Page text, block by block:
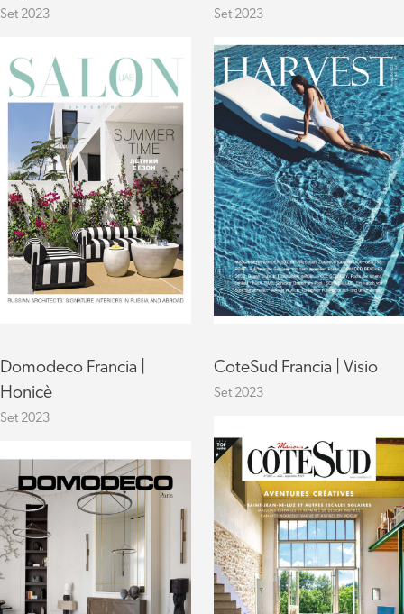
Set 2023 Set 2023
Domodeco Francia |
Honicè
Set 2023
CoteSud Francia | Visio
Set 2023